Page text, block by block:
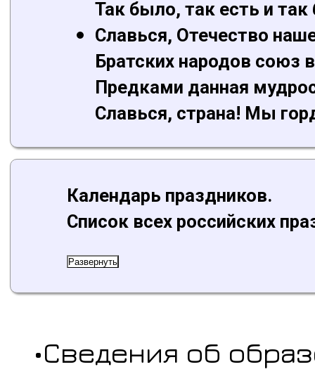
Так было, так есть и так
Славься, Отечество
Братских народов союз
Предками данная
Славься, страна! Мы
Календарь праздников.
Список всех российских
Развернуть
•Сведения об